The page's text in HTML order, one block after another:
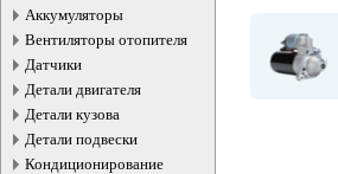
Аккумуляторы
Вентиляторы отопителя
Датчики
Детали двигателя
Детали кузова
Детали подвески
Кондиционирование